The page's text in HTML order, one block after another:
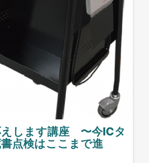
えします講座 〜今ICタ
点検はここまで進